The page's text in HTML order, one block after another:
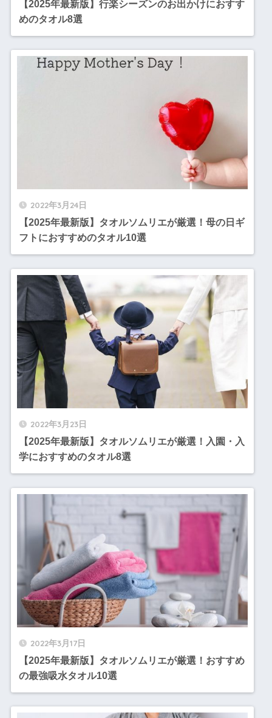
【2025年最新版】行楽シーズンのお出かけにおすす
めのタオル8選
2022年3月24日
【2025年最新版】タオルソムリエが厳選！母の日ギ
フトにおすすめのタオル10選
2022年3月23日
【2025年最新版】タオルソムリエが厳選！入園・入
学におすすめのタオル8選
2022年3月17日
【2025年最新版】タオルソムリエが厳選！おすすめ
の最強吸水タオル10選